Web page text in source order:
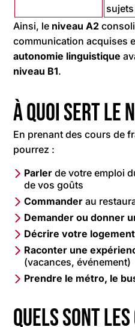
Ainsi, le niveau A2
communication acquises
autonomie linguistique
niveau B1.
À quoi sert le
En prenant des cours de
pourrez :
Parler de votre emploi
de vos goûts
Commander au
Demander ou donner
Décrire votre
Raconter une
(vacances, événement)
Prendre le métro, le
Quels sont